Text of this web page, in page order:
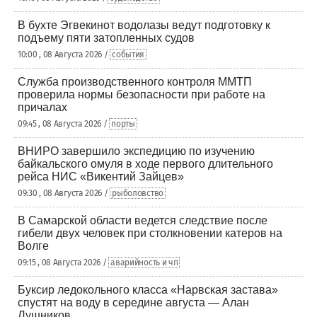
В бухте Эгвекинот водолазы ведут подготовку к
подъему пяти затопленных судов
10:00 , 08 Августа 2026 / события
Служба производственного контроля ММТП
проверила нормы безопасности при работе на
причалах
09:45 , 08 Августа 2026 / порты
ВНИРО завершило экспедицию по изучению
байкальского омуля в ходе первого длительного
рейса НИС «Викентий Зайцев»
09:30 , 08 Августа 2026 / рыболовство
В Самарской области ведется следствие после
гибели двух человек при столкновении катеров на
Волге
09:15 , 08 Августа 2026 / аварийность и чп
Буксир ледокольного класса «Нарвская застава»
спустят на воду в середине августа — Алан